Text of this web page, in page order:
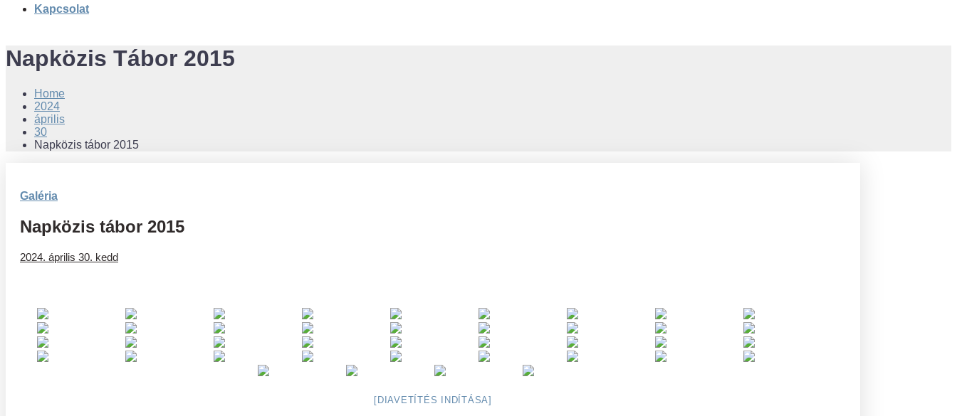
Kapcsolat
Napközis Tábor 2015
Home
2024
április
30
Napközis tábor 2015
Galéria
Napközis tábor 2015
2024. április 30. kedd
[DIAVETÍTÉS INDÍTÁSA]